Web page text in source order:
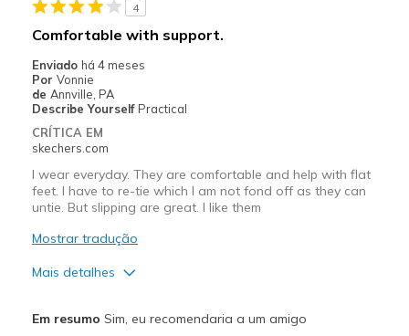
Width
Sizing
Feels true to size
View On Shoes
4
Comfortable with support.
Enviado há 4 meses
Por Vonnie
de Annville, PA
Describe Yourself Practical
CRÍTICA EM
skechers.com
I wear everyday. They are comfortable and help with flat
feet. I have to re-tie which I am not fond off as they can
untie. But slipping are great. I like them
Mostrar tradução
Mais detalhes
Em resumo Sim, eu recomendaria a um amigo